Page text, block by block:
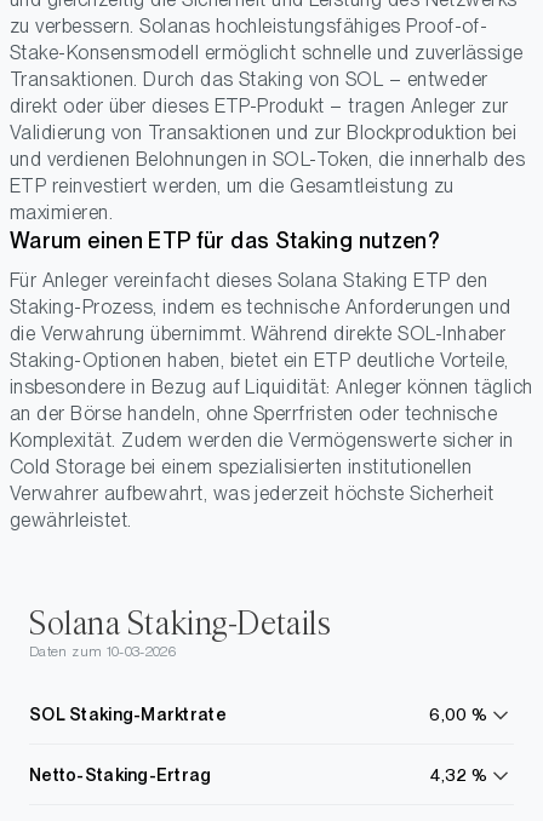
zu verbessern. Solanas hochleistungsfähiges Proof-of-
Stake-Konsensmodell ermöglicht schnelle und zuverlässige
Transaktionen. Durch das Staking von SOL – entweder
direkt oder über dieses ETP-Produkt – tragen Anleger zur
Validierung von Transaktionen und zur Blockproduktion bei
und verdienen Belohnungen in SOL-Token, die innerhalb des
ETP reinvestiert werden, um die Gesamtleistung zu
maximieren.
Warum einen ETP für das Staking nutzen?
Für Anleger vereinfacht dieses Solana Staking ETP den
Staking-Prozess, indem es technische Anforderungen und
die Verwahrung übernimmt. Während direkte SOL-Inhaber
Staking-Optionen haben, bietet ein ETP deutliche Vorteile,
insbesondere in Bezug auf Liquidität: Anleger können täglich
an der Börse handeln, ohne Sperrfristen oder technische
Komplexität. Zudem werden die Vermögenswerte sicher in
Cold Storage bei einem spezialisierten institutionellen
Verwahrer aufbewahrt, was jederzeit höchste Sicherheit
gewährleistet.
Solana Staking-Details
Daten zum 10-03-2026
SOL Staking-Marktrate
6,00 %
Netto-Staking-Ertrag
4,32 %